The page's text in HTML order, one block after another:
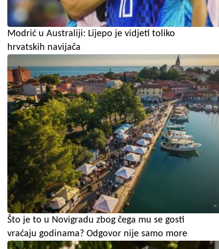
Modrić u Australiji: Lijepo je vidjeti toliko
hrvatskih navijača
Što je to u Novigradu zbog čega mu se gosti
vraćaju godinama? Odgovor nije samo more